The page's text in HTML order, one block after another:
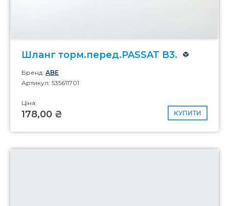
Шланг торм.перед.PASSAT B3.
Бренд: ABE
Артикул: 535611701
Ціна:
178,00 ₴ КУПИТИ